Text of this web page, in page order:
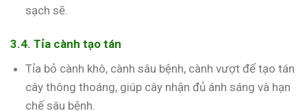
sạch sẽ.
3.4. Tỉa cành tạo tán
Tỉa bỏ cành khô, cành sâu bệnh, cành vượt để tạo tán
cây thông thoáng, giúp cây nhận đủ ánh sáng và hạn
chế sâu bệnh.